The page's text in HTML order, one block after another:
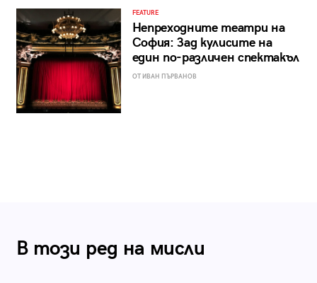
FEATURE
Непреходните театри на
София: Зад кулисите на
един по-различен спектакъл
ОТ ИВАН ПЪРВАНОВ
В този ред на мисли